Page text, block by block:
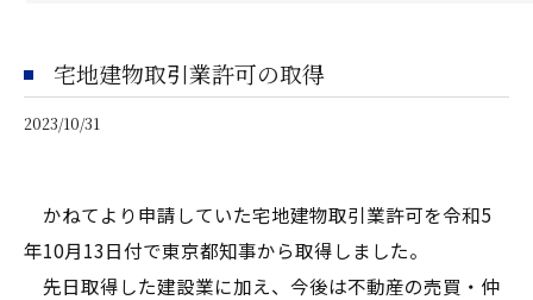
宅地建物取引業許可の取得
2023/10/31
かねてより申請していた宅地建物取引業許可を令和5
年10月13日付で東京都知事から取得しました。
先日取得した建設業に加え、今後は不動産の売買・仲